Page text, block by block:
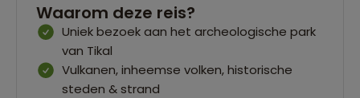
Waarom deze reis?
Uniek bezoek aan het archeologische park
van Tikal
Vulkanen, inheemse volken, historische
steden & strand